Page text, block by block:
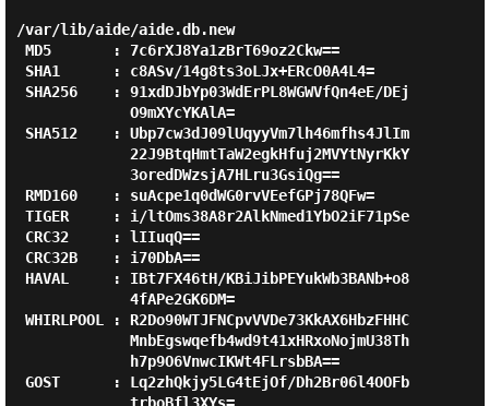
/var/lib/aide/aide.db.new